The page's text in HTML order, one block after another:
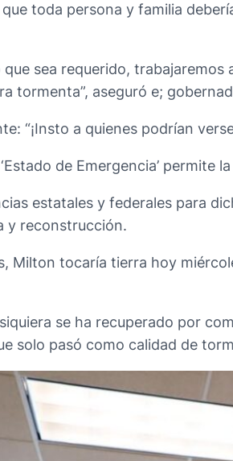
toda persona y familia
que sea requerido,
tormenta”, aseguró e;
“¡Insto a quienes podrían
de Emergencia’
estatales y federales para
y reconstrucción.
Milton tocaría tierra hoy
se ha recuperado por
solo pasó como calidad de